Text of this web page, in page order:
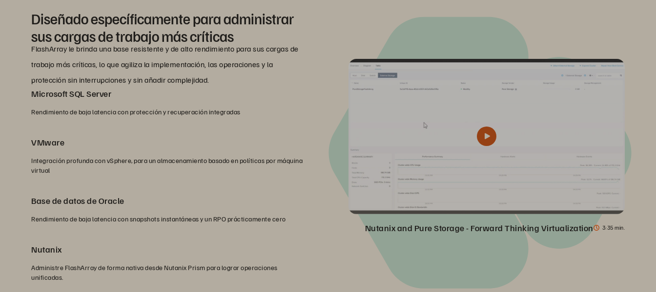
Diseñado específicamente para administrar
sus cargas de trabajo más críticas
FlashArray le brinda una base resistente y de alto rendimiento para sus cargas de
trabajo más críticas, lo que agiliza la implementación, las operaciones y la
protección sin interrupciones y sin añadir complejidad.
Microsoft SQL Server
Rendimiento de baja latencia con protección y recuperación integradas
VMware
Integración profunda con vSphere, para un almacenamiento basado en políticas por máquina
virtual
Base de datos de Oracle
Rendimiento de baja latencia con snapshots instantáneas y un RPO prácticamente cero
Nutanix
Administre FlashArray de forma nativa desde Nutanix Prism para lograr operaciones
unificadas.
Nutanix and Pure Storage - Forward Thinking Virtualization 3 35 min.